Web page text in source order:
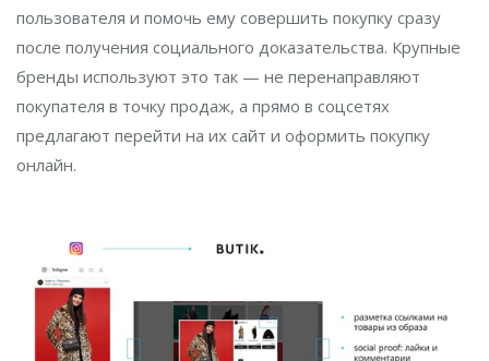
пользователя и помочь ему совершить покупку сразу
после получения социального доказательства. Крупные
бренды используют это так — не перенаправляют
покупателя в точку продаж, а прямо в соцсетях
предлагают перейти на их сайт и оформить покупку
онлайн.